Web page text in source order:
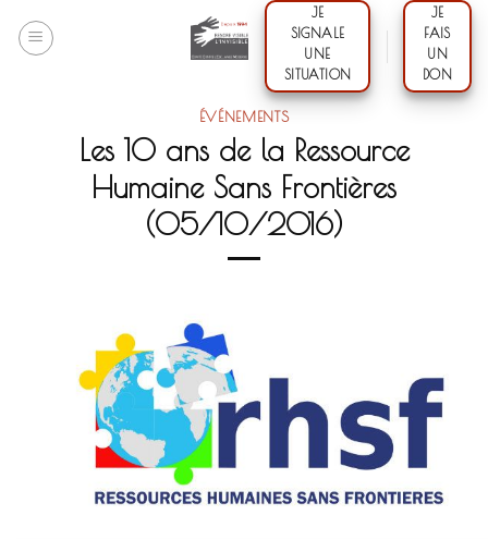
JE
SIGNALE
UNE
SITUATION
JE
FAIS
UN
DON
ÉVÉNEMENTS
Les 10 ans de la Ressource
Humaine Sans Frontières
(05/10/2016)